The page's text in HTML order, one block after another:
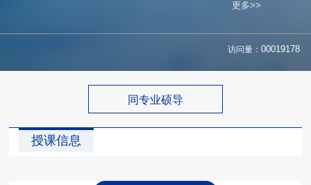
更多>>
访问量： 00019178
同专业硕导
授课信息